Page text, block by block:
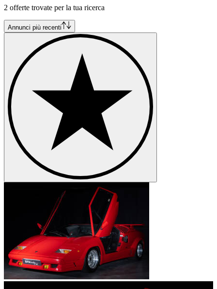
fari erano a scomparsa e gli strumenti di bordo digitali. Nessuno
poteva immagina la produzione di un auto simile. La Lamborghini
Countach nasce come sostituta della Miura, rimasta nel cuore di tutti
gli appassionati. Dopo due anni dal lancio, e diversi prototipi, però,
la Lamborghini Countach viene lanciata sul mercato identica alla
prima auto presentata, compresa di portiere verticali che
diventeranno la caratteristica tipica di tutte le Lamborghini. L'unico
cambiamento riguarda la strumentazione digitale, che viene sostituito
da un semplice cruscotto analogico. La Lamborghini Countach ha
delle prestazioni elevatissime, in 5,6 secondi passa da 0 a 100 km/h.
Presenta un motore 4 litri da 375 cavalli, 10 cavalli in meno rispetto
la Miura.
La Lamborghini Countach viene contraddistinta da due sigle: LP400
e LP500. Le lettere indicano la posizione del motore (un V12,
montato in posizione Longitudinale Posteriore), e il numero sta ad
indicare la potenza dei cavalli. La velocità massima raggiunta è di
280 km/h. Nel 1978 il motore passa da 4 a 5 litri, lasciando però la
potenza invariata. La Lamborghini Countach presentava un
ribassamento del tettuccio che permetteva allo specchietto
retrovisore di mostrare perfettamente la strada posteriore. Per questo
le Countach venivano dette Periscopiche. Era una cosa stupefacente
a quei tempi, visto che telecamere ed altri sensori non esistevano.
Lamborghini Countach - Verso la fine del
Col passare del tempo e basandosi sulle norme americane, la
Lamborghini Countach viene ulteriormente modificata. Vengono
aggiunti gli alettoni, le minigonne e ingranditi i cerchi. Questa
trasformazione viene portata avanti fino al 1990, quando esce la
2 offerte trovate per la tua ricerca
Annunci più recenti